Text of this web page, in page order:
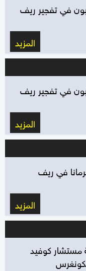
في تفجير ريف
المزيد
في تفجير ريف
المزيد
في ريف
المزيد
مستشار كوفيد